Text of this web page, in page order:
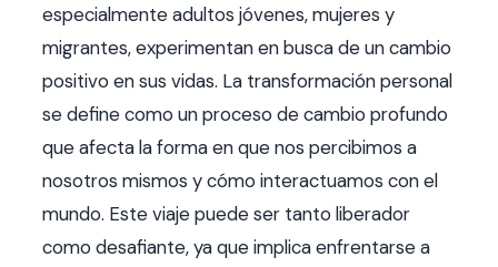
especialmente adultos jóvenes, mujeres y
migrantes, experimentan en busca de un cambio
positivo en sus vidas. La transformación personal
se define como un proceso de cambio profundo
que afecta la forma en que nos percibimos a
nosotros mismos y cómo interactuamos con el
mundo. Este viaje puede ser tanto liberador
como desafiante, ya que implica enfrentarse a